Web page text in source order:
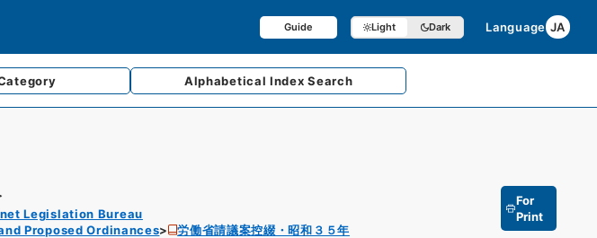
Guide Light Dark Language JA
AlphabeticalIndex Search
Legislation Bureau
Proposed Ordinances
労働省請議案控綴・昭和３５年
For
Print